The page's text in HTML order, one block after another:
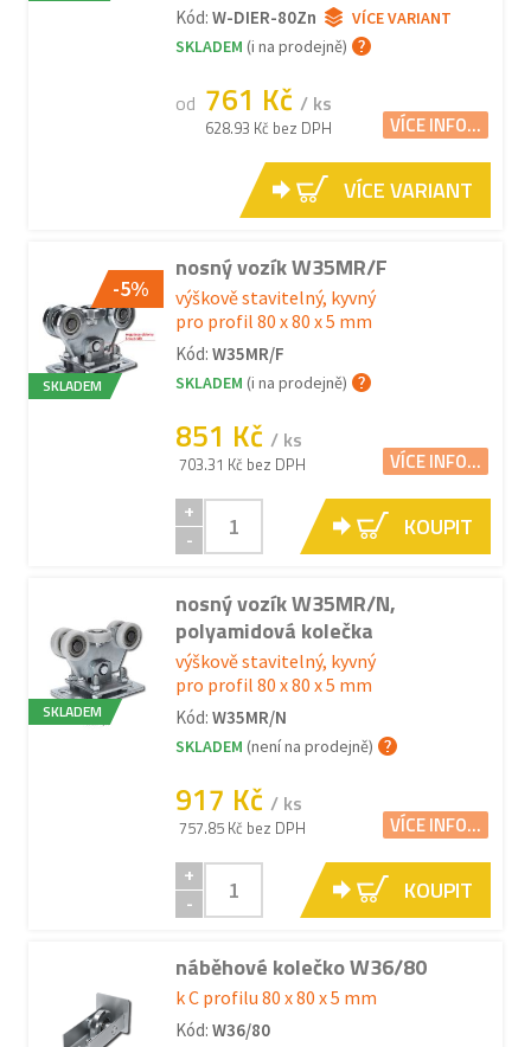
Kód: W-DIER-80Zn
VÍCE VARIANT
SKLADEM (i na prodejně)
od 761 Kč / ks
628.93 Kč bez DPH VÍCE INFO...
VÍCE VARIANT
-5%
SKLADEM
nosný vozík W35MR/F
výškově stavitelný, kyvný
pro profil 80 x 80 x 5 mm
Kód: W35MR/F
SKLADEM (i na prodejně)
851 Kč / ks
703.31 Kč bez DPH VÍCE INFO...
+
-
KOUPIT
SKLADEM
nosný vozík W35MR/N,
polyamidová kolečka
výškově stavitelný, kyvný
pro profil 80 x 80 x 5 mm
Kód: W35MR/N
SKLADEM (není na prodejně)
917 Kč / ks
757.85 Kč bez DPH VÍCE INFO...
+
-
KOUPIT
náběhové kolečko W36/80
k C profilu 80 x 80 x 5 mm
Kód: W36/80